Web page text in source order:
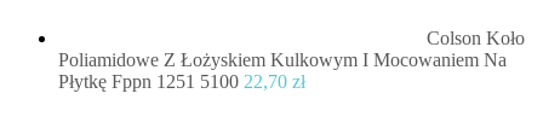
Colson Koło
Poliamidowe Z Łożyskiem Kulkowym I Mocowaniem Na
Płytkę Fppn 1251 5100 22,70 zł